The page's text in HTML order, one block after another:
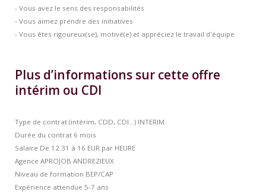
- Vous avez le sens des responsabilités
- Vous aimez prendre des initiatives
- Vous êtes rigoureux(se), motivé(e) et appréciez le travail d'équipe
Plus d’informations sur cette offre
intérim ou CDI
Type de contrat (intérim, CDD, CDI…) INTERIM
Durée du contrat 6 mois
Salaire De 12.31 à 16 EUR par HEURE
Agence APROJOB ANDREZIEUX
Niveau de formation BEP/CAP
Expérience attendue 5-7 ans